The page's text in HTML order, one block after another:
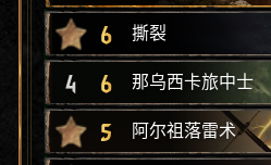
6 撕裂
4 6 那乌西卡旅中士
5 阿尔祖落雷术